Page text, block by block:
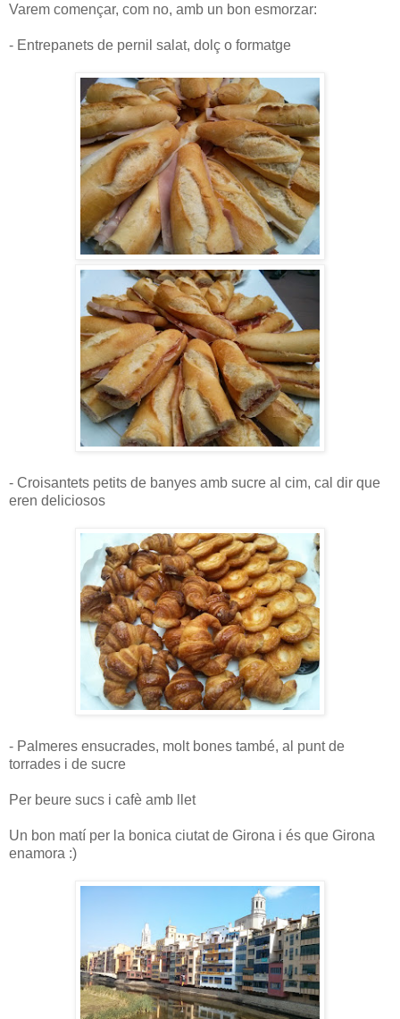
Varem començar, com no, amb un bon esmorzar:
- Entrepanets de pernil salat, dolç o formatge
- Croisantets petits de banyes amb sucre al cim, cal dir que
eren deliciosos
- Palmeres ensucrades, molt bones també, al punt de
torrades i de sucre
Per beure sucs i cafè amb llet
Un bon matí per la bonica ciutat de Girona i és que Girona
enamora :)